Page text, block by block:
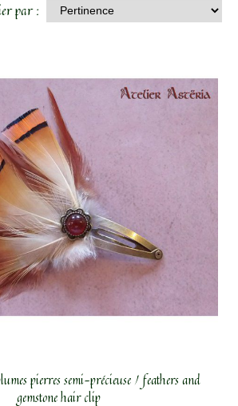
par :
pierres semi-précieuse / feathers and
gemstone hair clip